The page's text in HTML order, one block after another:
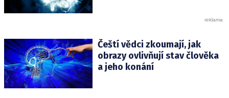
Čeští vědci zkoumají, jak
obrazy ovlivňují stav člověka
a jeho konání